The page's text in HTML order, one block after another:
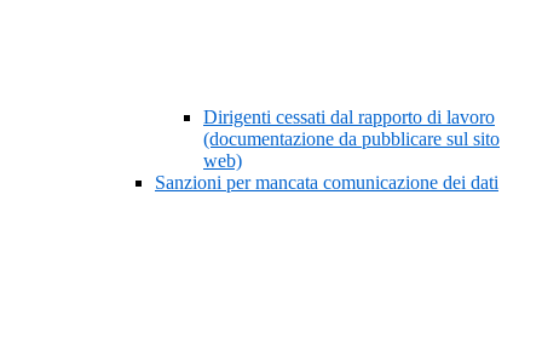
Dirigenti cessati dal rapporto di lavoro
(documentazione da pubblicare sul sito
web)
Sanzioni per mancata comunicazione dei dati